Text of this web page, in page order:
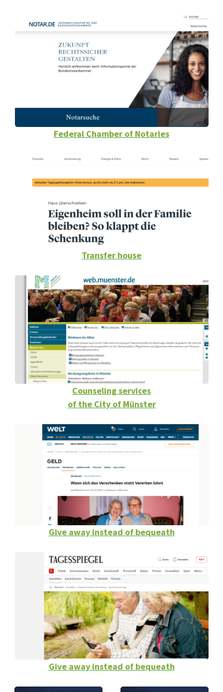
Federal Chamber of Notaries
Transfer house
Counseling services
of the City of Münster
Give away instead of bequeath
Give away instead of bequeath